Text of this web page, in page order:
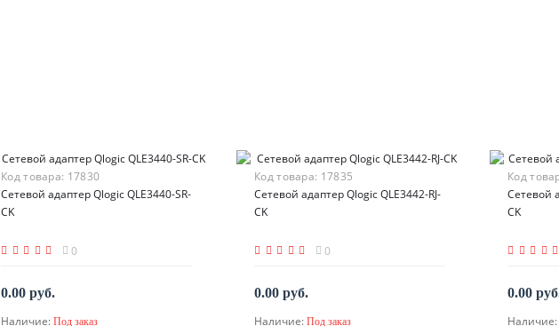
Код товара: 17830
Сетевой адаптер Qlogic QLE3440-SR-
CK
0
0.00 руб.
Наличие: Под заказ
Код товара: 17835
Сетевой адаптер Qlogic QLE3442-RJ-
CK
0
0.00 руб.
Наличие: Под заказ
Код
Сетевой
CK
0.00
Наличие: